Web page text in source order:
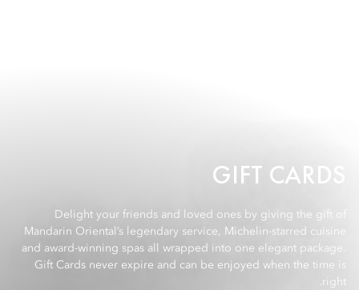
GIFT CARDS
Delight your friends and loved ones by giving the gift of
Mandarin Oriental’s legendary service, Michelin-starred cuisine
and award-winning spas all wrapped into one elegant package.
Gift Cards never expire and can be enjoyed when the time is
right.